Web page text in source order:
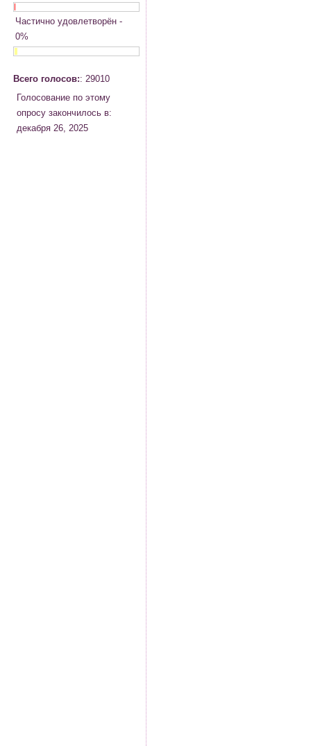
Частично удовлетворён -
0%
Всего голосов:: 29010
Голосование по этому
опросу закончилось в:
декабря 26, 2025